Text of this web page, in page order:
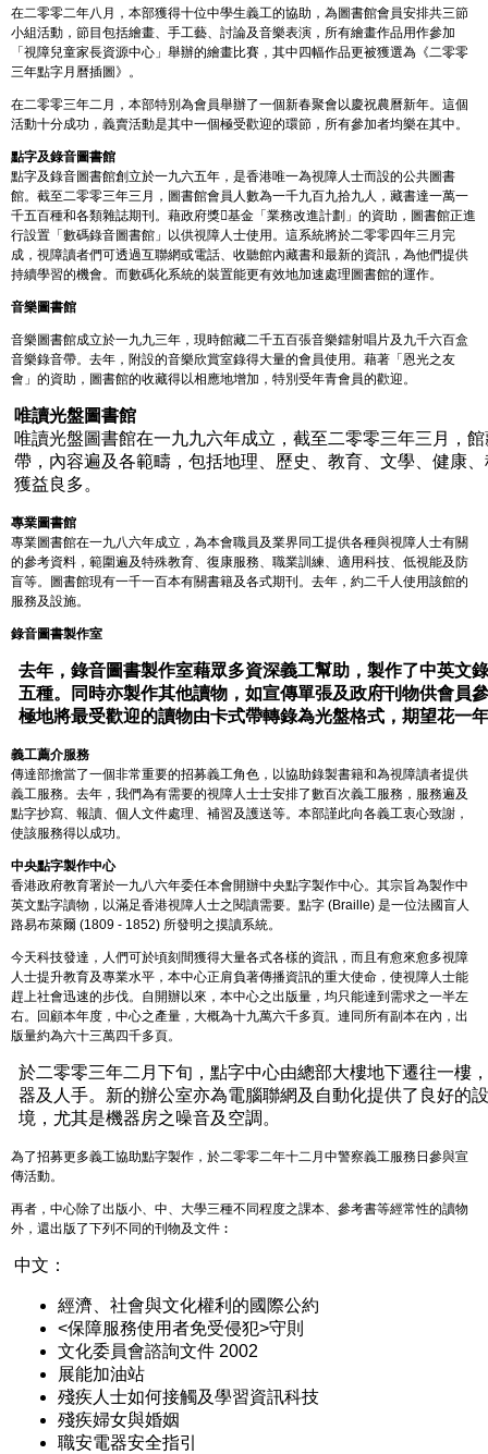
在二零零二年八月，本部獲得十位中學生義工的協助，為圖書館會員安排共三節
小組活動，節目包括繪畫、手工藝、討論及音樂表演，所有繪畫作品用作參加
「視障兒童家長資源中心」舉辦的繪畫比賽，其中四幅作品更被獲選為《二零零
三年點字月曆插圖》。
在二零零三年二月，本部特別為會員舉辦了一個新春聚會以慶祝農曆新年。這個
活動十分成功，義賣活動是其中一個極受歡迎的環節，所有參加者均樂在其中。
點字及錄音圖書館
點字及錄音圖書館創立於一九六五年，是香港唯一為視障人士而設的公共圖書
館。截至二零零三年三月，圖書館會員人數為一千九百九拾九人，藏書達一萬一
千五百種和各類雜誌期刊。藉政府獎基金「業務改進計劃」的資助，圖書館正進
行設置「數碼錄音圖書館」以供視障人士使用。這系統將於二零零四年三月完
成，視障讀者們可透過互聯網或電話、收聽館內藏書和最新的資訊，為他們提供
持續學習的機會。而數碼化系統的裝置能更有效地加速處理圖書館的運作。
音樂圖書館
音樂圖書館成立於一九九三年，現時館藏二千五百張音樂鐳射唱片及九千六百盒
音樂錄音帶。去年，附設的音樂欣賞室錄得大量的會員使用。藉著「恩光之友
會」的資助，圖書館的收藏得以相應地增加，特別受年青會員的歡迎。
唯讀光盤圖書館
唯讀光盤圖書館在一九九六年成立，截至二零零三年三月，
帶，內容遍及各範疇，包括地理、歷史、教育、文學、健康
獲益良多。
專業圖書館
專業圖書館在一九八六年成立，為本會職員及業界同工提供各種與視障人士有關
的參考資料，範圍遍及特殊教育、復康服務、職業訓練、適用科技、低視能及防
盲等。圖書館現有一千一百本有關書籍及各式期刊。去年，約二千人使用該館的
服務及設施。
錄音圖書製作室
去年，錄音圖書製作室藉眾多資深義工幫助，製作了中英文
五種。同時亦製作其他讀物，如宣傳單張及政府刊物供會員
極地將最受歡迎的讀物由卡式帶轉錄為光盤格式，期望花一
義工薦介服務
傳達部擔當了一個非常重要的招募義工角色，以協助錄製書籍和為視障讀者提供
義工服務。去年，我們為有需要的視障人士士安排了數百次義工服務，服務遍及
點字抄寫、報讀、個人文件處理、補習及護送等。本部謹此向各義工衷心致謝，
使該服務得以成功。
中央點字製作中心
香港政府教育署於一九八六年委任本會開辦中央點字製作中心。其宗旨為製作中
英文點字讀物，以滿足香港視障人士之閱讀需要。點字 (Braille) 是一位法國盲人
路易布萊爾 (1809 - 1852) 所發明之摸讀系統。
今天科技發達，人們可於頃刻間獲得大量各式各樣的資訊，而且有愈來愈多視障
人士提升教育及專業水平，本中心正肩負著傳播資訊的重大使命，使視障人士能
趕上社會迅速的步伐。自開辦以來，本中心之出版量，均只能達到需求之一半左
右。回顧本年度，中心之產量，大概為十九萬六千多頁。連同所有副本在內，出
版量約為六十三萬四千多頁。
於二零零三年二月下旬，點字中心由總部大樓地下遷往一樓
器及人手。新的辦公室亦為電腦聯網及自動化提供了良好的
境，尤其是機器房之噪音及空調。
為了招募更多義工協助點字製作，於二零零二年十二月中警察義工服務日參與宣
傳活動。
再者，中心除了出版小、中、大學三種不同程度之課本、參考書等經常性的讀物
外，還出版了下列不同的刊物及文件︰
中文：
經濟、社會與文化權利的國際公約
<保障服務使用者免受侵犯>守則
文化委員會諮詢文件 2002
展能加油站
殘疾人士如何接觸及學習資訊科技
殘疾婦女與婚姻
職安電器安全指引